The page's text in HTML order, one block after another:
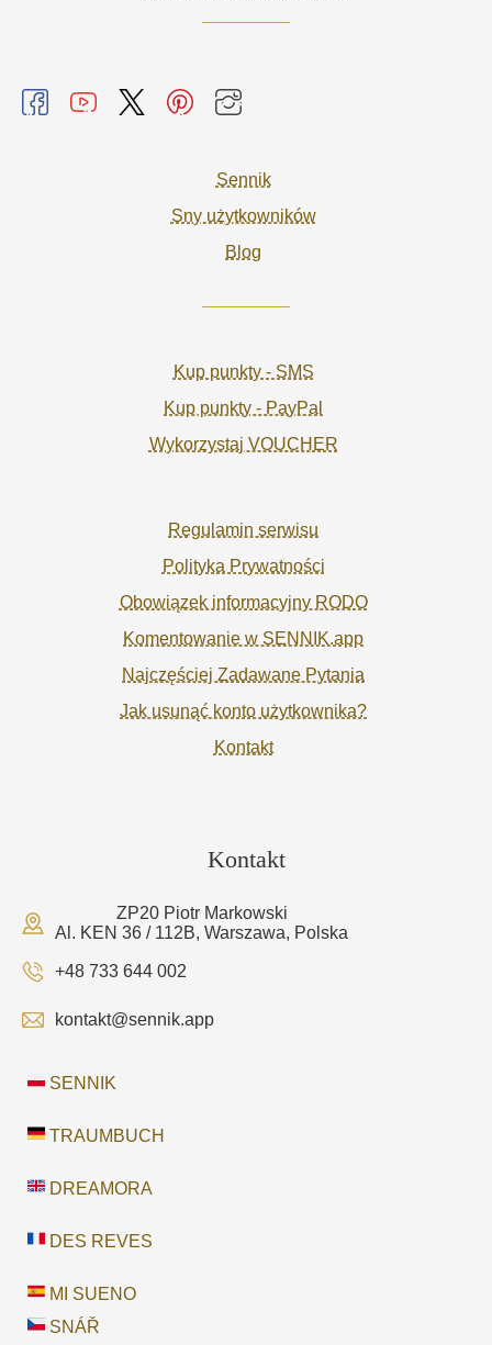
Sennik
Sny użytkowników
Blog
Kup punkty - SMS
Kup punkty - PayPal
Wykorzystaj VOUCHER
Regulamin serwisu
Polityka Prywatności
Obowiązek informacyjny RODO
Komentowanie w SENNIK.app
Najczęściej Zadawane Pytania
Jak usunąć konto użytkownika?
Kontakt
Kontakt
ZP20 Piotr Markowski
Al. KEN 36 / 112B, Warszawa, Polska
+48 733 644 002
kontakt@sennik.app
SENNIK
TRAUMBUCH
DREAMORA
DES REVES
MI SUENO
SNÁŘ